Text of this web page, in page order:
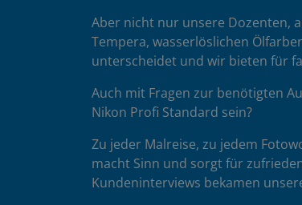
Aber nicht nur unsere Dozenten,
Tempera, wasserlöslichen
unterscheidet und wir bieten für
Auch mit Fragen zur benötigten
Nikon Profi Standard sein?
Zu jeder Malreise, zu jedem
macht Sinn und sorgt für
Kundeninterviews bekamen